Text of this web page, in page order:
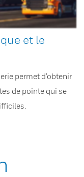
et le
permet d’obtenir
de pointe qui se